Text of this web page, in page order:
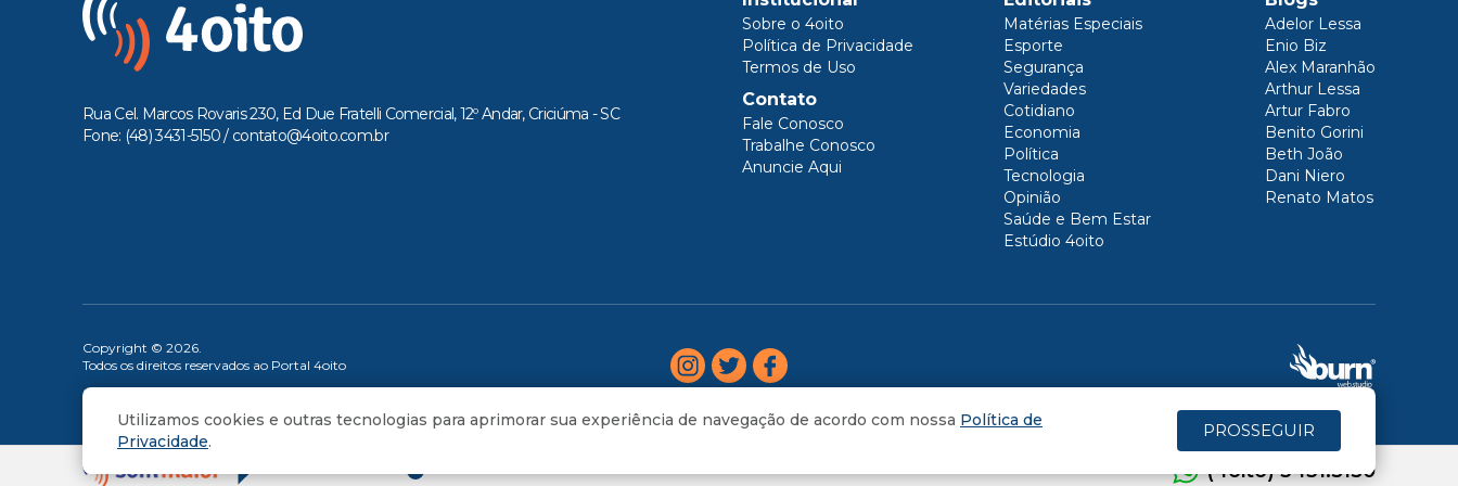
Rua Cel. Marcos Rovaris 230, Ed Due Fratelli Comercial, 12º Andar, Criciúma - SC
Fone: (48) 3431-5150 / contato@4oito.com.br
Sobre o 4oito
Política de Privacidade
Termos de Uso
Contato
Fale Conosco
Trabalhe Conosco
Anuncie Aqui
Matérias Especiais
Esporte
Segurança
Variedades
Cotidiano
Economia
Política
Tecnologia
Opinião
Saúde e Bem Estar
Estúdio 4oito
Adelor Lessa
Enio Biz
Alex Maranhão
Arthur Lessa
Artur Fabro
Benito Gorini
Beth João
Dani Niero
Renato Matos
Copyright © 2026.
Todos os direitos reservados ao Portal 4oito
PROGRAMA DO AVESSO (4oito) 3431.5150
Utilizamos cookies e outras tecnologias para aprimorar sua experiência de navegação de acordo com nossa Política de
Privacidade.
PROSSEGUIR